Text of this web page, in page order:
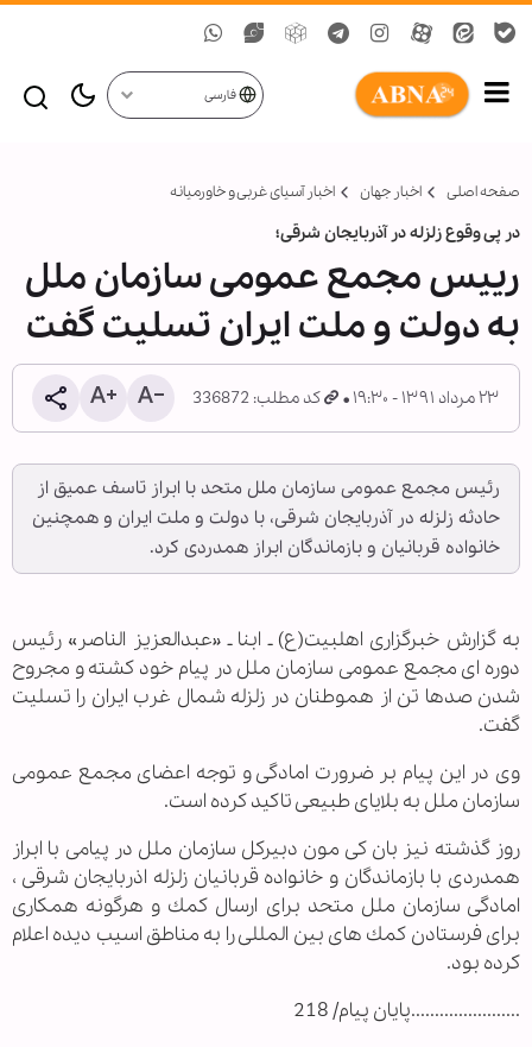
فارسی
صفحه اصلی اخبار جهان اخبار آسیای غربی و خاورمیانه
در پی وقوع زلزله در آذربایجان شرقی؛
رییس مجمع عمومی سازمان ملل
به دولت و ملت ایران تسلیت گفت
۲۳ مرداد ۱۳۹۱ - ۱۹:۳۰ کد مطلب: 336872
رئیس مجمع عمومی سازمان ملل متحد با ابراز تاسف عمیق از
حادثه زلزله در آذربایجان شرقی، با دولت و ملت ایران و همچنین
خانواده قربانیان و بازماندگان ابراز همدردی كرد.
به گزارش خبرگزاری اهل‎بیت(ع) ـ ابنا ـ «عبدالعزیز الناصر» رئیس
دوره ای مجمع عمومی سازمان ملل در پیام خود كشته و مجروح
شدن صدها تن از هموطنان در زلزله شمال غرب ایران را تسلیت
گفت.
وی در این پیام بر ضرورت امادگی و توجه اعضای مجمع عمومی
سازمان ملل به بلایای طبیعی تاكید كرده است.
روز گذشته نیز بان كی مون دبیركل سازمان ملل در پیامی با ابراز
همدردی با بازماندگان و خانواده قربانیان زلزله اذربایجان شرقی ،
امادگی سازمان ملل متحد برای ارسال كمك و هرگونه همكاری
برای فرستادن كمك های بین المللی را به مناطق اسیب دیده اعلام
كرده بود.
.......................پایان پیام/ 218